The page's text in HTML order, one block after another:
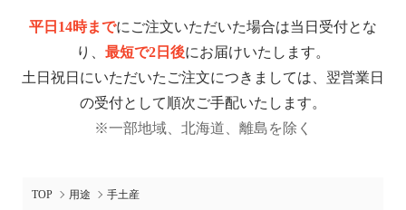
平日14時までにご注文いただいた場合は当日受付とな
り、 最短で2日後にお届けいたします。
土日祝日にいただいたご注文につきましては、翌営業日
の受付として順次ご手配いたします。
※一部地域、北海道、離島を除く
TOP 用途 手土産